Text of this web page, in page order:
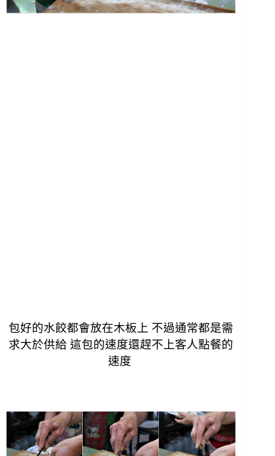
包好的水餃都會放在木板上 不過通常都是需
求大於供給 這包的速度還趕不上客人點餐的
速度